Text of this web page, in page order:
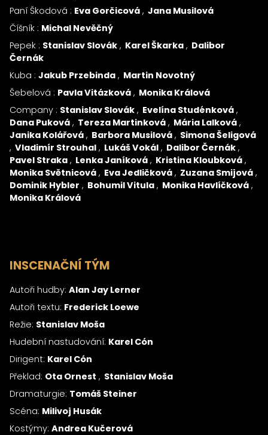
Paní Škodová : Eva Gorčicová
Jana Musilová
Číšník : Michal Nevěčný
Pepek : Stanislav Slovák Karel Škarka
Dalibor
Černák
Kuba : Jakub Przebinda
Martin Novotný
Šebelová : Pavla Vitázková
Monika Králová
Company : Stanislav Slovák
Evelína Studénková
Dana Puková
Tereza Martinková
Mária Lalková
Janika Kolářová
Barbora Musilová
Simona Šeligová
Vladimír Strouhal
Lukáš Vokál
Dalibor Černák
Pavel Straka
Lenka Janíková
Kristina Kloubková
Monika Světnicová
Eva Jedličková
Zuzana Smijová
Dominik Hybler
Bohumil Vitula
Monika Havlíčková
Monika Králová
INSCENAČNÍ TÝM
Autoři hudby: Alan Jay Lerner
Autoři textu: Frederick Loewe
Režie: Stanislav Moša
Hudební nastudování: Karel Cón
Dirigent: Karel Cón
Překlad: Ota Ornest
Stanislav Moša
Dramaturgie: Tomáš Steiner
Scéna: Milivoj Husák
Kostýmy: Andrea Kučerová